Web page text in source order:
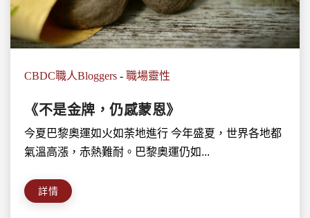
CBDC職人Bloggers - 職場靈性
《不是金牌，仍感蒙恩》
今夏巴黎奧運如火如荼地進行 今年盛夏，世界各地都
氣溫高漲，赤熱難耐。巴黎奧運仍如...
詳情